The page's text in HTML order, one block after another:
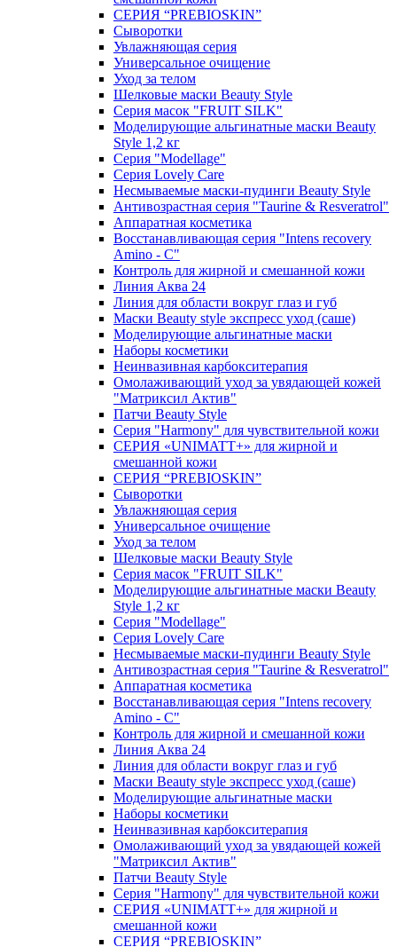
СЕРИЯ “PREBIOSKIN”
Сыворотки
Увлажняющая серия
Универсальное очищение
Уход за телом
Шелковые маски Beauty Style
Серия масок "FRUIT SILK"
Моделирующие альгинатные маски Beauty
Style 1,2 кг
Серия "Modellage"
Cерия Lovely Care
Несмываемые маски-пудинги Beauty Style
Антивозрастная серия "Taurine & Resveratrol"
Аппаратная косметика
Восстанавливающая серия "Intens recovery
Amino - C"
Контроль для жирной и смешанной кожи
Линия Аква 24
Линия для области вокруг глаз и губ
Маски Beauty style экспресс уход (саше)
Моделирующие альгинатные маски
Наборы косметики
Неинвазивная карбокситерапия
Омолаживающий уход за увядающей кожей
"Матриксил Актив"
Патчи Beauty Style
Серия "Harmony" для чувствительной кожи
СЕРИЯ «UNIMATT+» для жирной и
смешанной кожи
СЕРИЯ “PREBIOSKIN”
Сыворотки
Увлажняющая серия
Универсальное очищение
Уход за телом
Шелковые маски Beauty Style
Серия масок "FRUIT SILK"
Моделирующие альгинатные маски Beauty
Style 1,2 кг
Серия "Modellage"
Cерия Lovely Care
Несмываемые маски-пудинги Beauty Style
Антивозрастная серия "Taurine & Resveratrol"
Аппаратная косметика
Восстанавливающая серия "Intens recovery
Amino - C"
Контроль для жирной и смешанной кожи
Линия Аква 24
Линия для области вокруг глаз и губ
Маски Beauty style экспресс уход (саше)
Моделирующие альгинатные маски
Наборы косметики
Неинвазивная карбокситерапия
Омолаживающий уход за увядающей кожей
"Матриксил Актив"
Патчи Beauty Style
Серия "Harmony" для чувствительной кожи
СЕРИЯ «UNIMATT+» для жирной и
смешанной кожи
СЕРИЯ “PREBIOSKIN”